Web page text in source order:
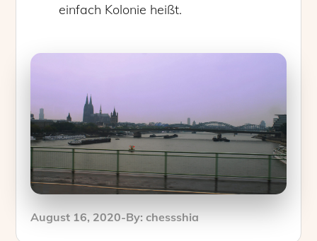
einfach Kolonie heißt.
Posted
August 16, 2020 By:chessshia